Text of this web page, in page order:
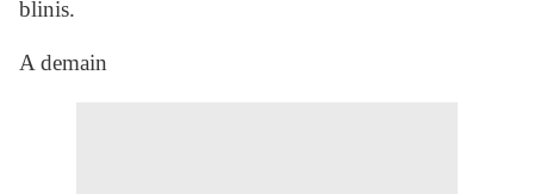
blinis.
A demain